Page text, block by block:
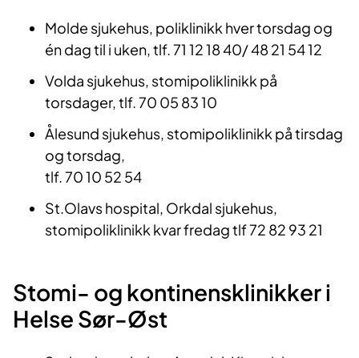
Molde sjukehus, poliklinikk hver torsdag og
én dag til i uken, tlf. 71 12 18 40/ 48 21 54 12
Volda sjukehus, stomipoliklinikk på
torsdager, tlf. 70 05 83 10
Ålesund sjukehus, stomipoliklinikk på tirsdag
og torsdag,
tlf. 70 10 52 54
St.Olavs hospital, Orkdal sjukehus,
stomipoliklinikk kvar fredag tlf 72 82 93 21
Stomi- og kontinensklinikker i
Helse Sør-Øst